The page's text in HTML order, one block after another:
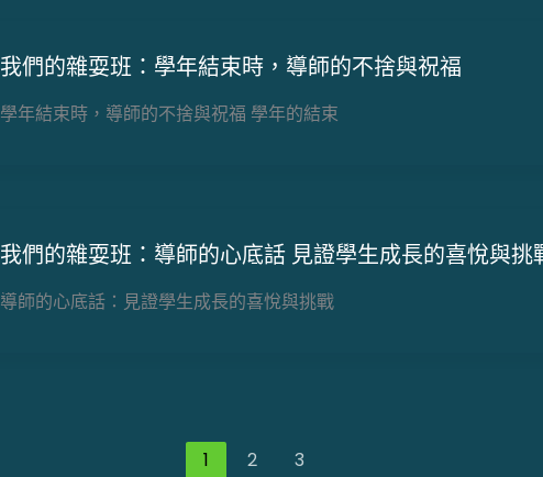
我們的雜耍班：學年結束時，導師的不捨與祝福
學年結束時，導師的不捨與祝福 學年的結束
我們的雜耍班：導師的心底話 見證學生成長的喜悅與挑
導師的心底話：見證學生成長的喜悅與挑戰
1 2 3